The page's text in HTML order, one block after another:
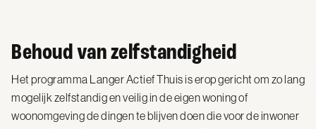
Behoud van zelfstandigheid
Het programma Langer Actief Thuis is erop gericht om zo lang
mogelijk zelfstandig en veilig in de eigen woning of
woonomgeving de dingen te blijven doen die voor de inwoner